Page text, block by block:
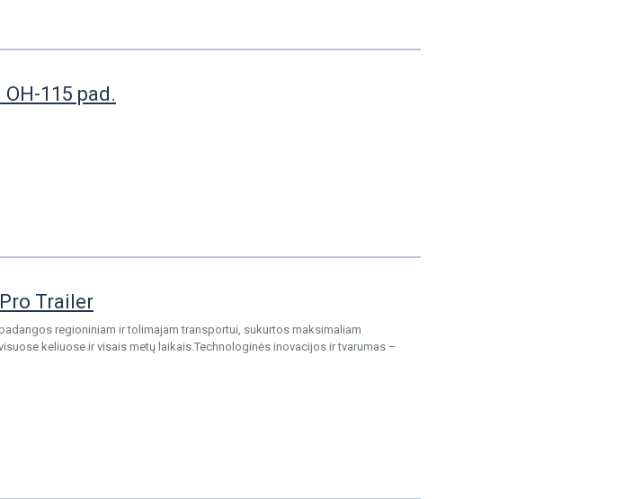
115 pad.
Trailer
padangos regioniniam ir tolimajam transportui, sukurtos maksimaliam
keliuose ir visais metų laikais.Technologinės inovacijos ir tvarumas –